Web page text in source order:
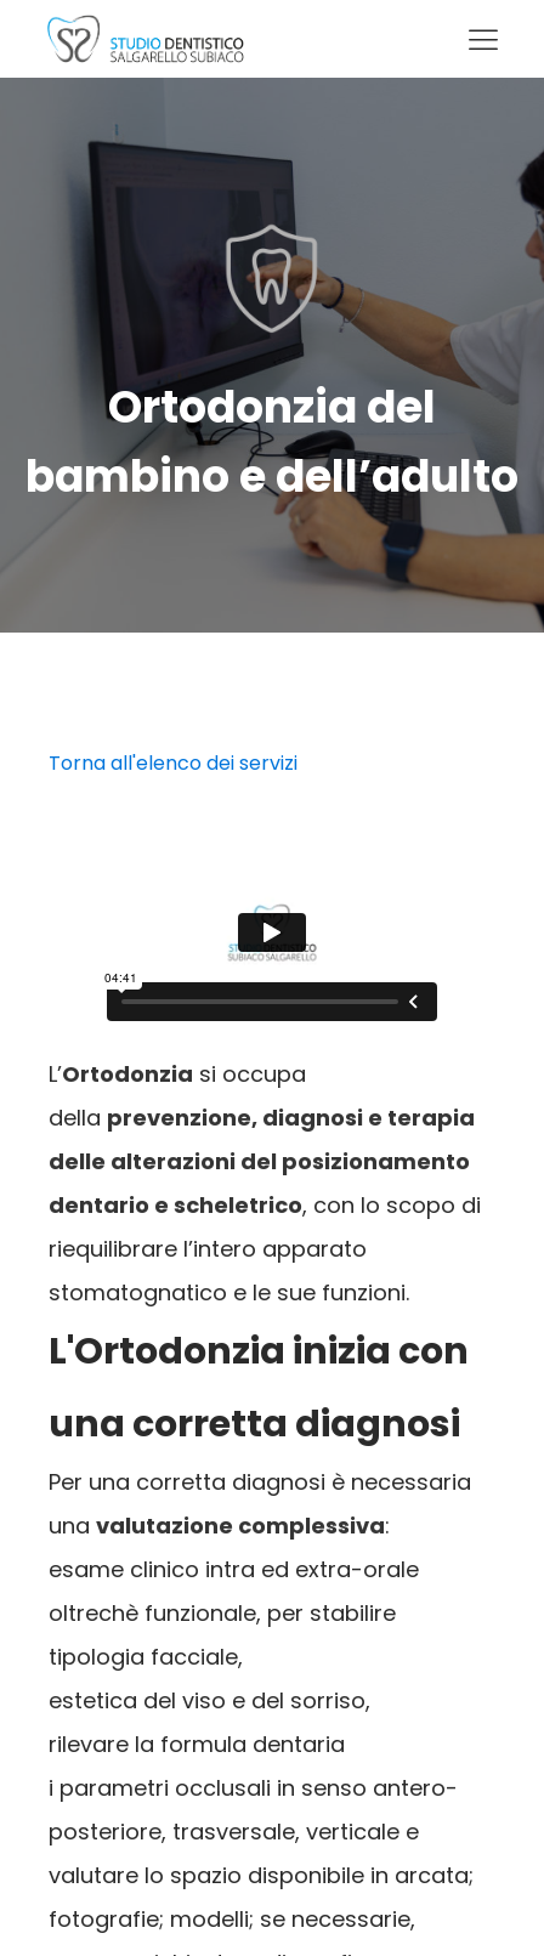
Ortodonzia del
bambino e dell’adulto
Torna all'elenco dei servizi
L’Ortodonzia si occupa
della prevenzione, diagnosi e terapia
delle alterazioni del posizionamento
dentario e scheletrico, con lo scopo di
riequilibrare l’intero apparato
stomatognatico e le sue funzioni.
L'Ortodonzia inizia con
una corretta diagnosi
Per una corretta diagnosi è necessaria
una valutazione complessiva:
esame clinico intra ed extra-orale
oltrechè funzionale, per stabilire
tipologia facciale,
estetica del viso e del sorriso,
rilevare la formula dentaria
i parametri occlusali in senso antero-
posteriore, trasversale, verticale e
valutare lo spazio disponibile in arcata;
fotografie; modelli; se necessarie,